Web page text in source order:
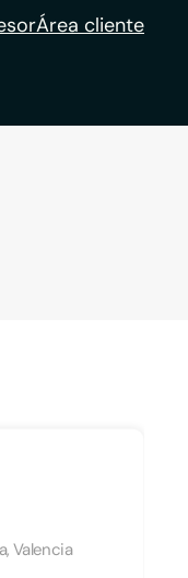
Área cliente
Valencia